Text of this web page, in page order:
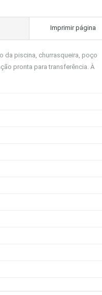
Imprimir página
da piscina, churrasqueira, poço
pronta para transferência. À